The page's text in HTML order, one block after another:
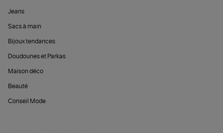
Jeans
Sacs à main
Bijoux tendances
Doudounes et Parkas
Maison déco
Beauté
Conseil Mode